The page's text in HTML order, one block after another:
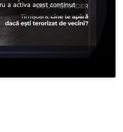
a activa acest conținut